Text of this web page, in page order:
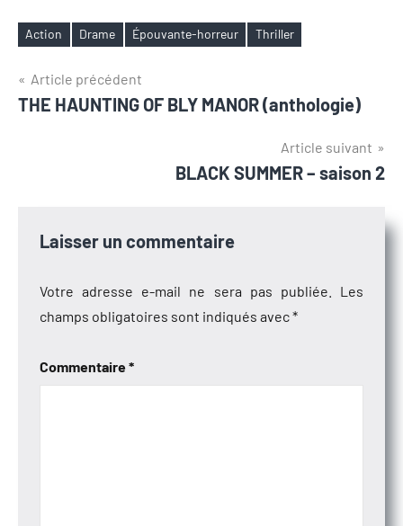
Étiquettes
Action Drame Épouvante-horreur Thriller
Navigation
de
Article précédent
THE HAUNTING OF BLY MANOR (anthologie)
Article suivant
BLACK SUMMER – saison 2
Laisser un commentaire
Votre adresse e-mail ne sera pas publiée.
Les
champs obligatoires sont indiqués avec*
Commentaire*